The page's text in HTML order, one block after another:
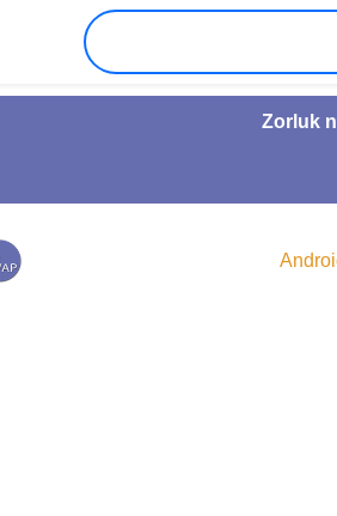
Zorluk